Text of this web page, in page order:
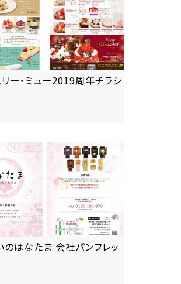
リー・ミュー2019周年チラシ
のはなたま 会社パンフレッ